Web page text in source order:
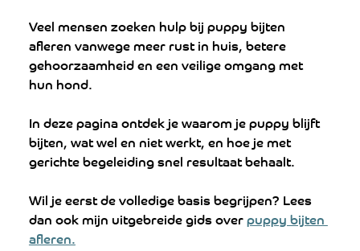
Veel mensen zoeken hulp bij puppy bijten
afleren vanwege meer rust in huis, betere
gehoorzaamheid en een veilige omgang met
hun hond.
In deze pagina ontdek je waarom je puppy blijft
bijten, wat wel en niet werkt, en hoe je met
gerichte begeleiding snel resultaat behaalt.
Wil je eerst de volledige basis begrijpen? Lees
dan ook mijn uitgebreide gids over puppy bijten
afleren.